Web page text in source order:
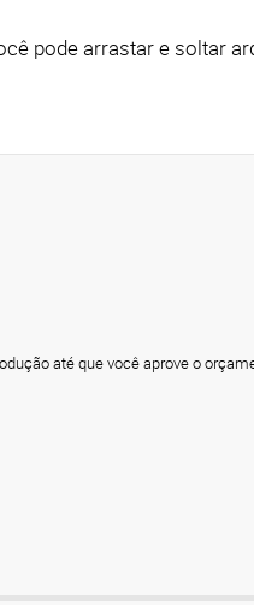
aqui para adicionar arquivos para
até que você aprove o